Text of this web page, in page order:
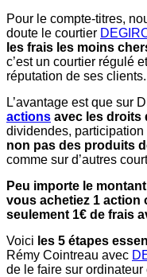
Pour le compte-titres,
doute le courtier
les frais les moins
c’est un courtier régulé
réputation de ses clients.
L’avantage est que sur
actions avec les droits
dividendes,
non pas des produits
comme sur d’autres
Peu importe le
vous achetiez 1 action
seulement 1€ de frais
Voici les 5 étapes
Rémy Cointreau avec
de le faire sur ordinateur